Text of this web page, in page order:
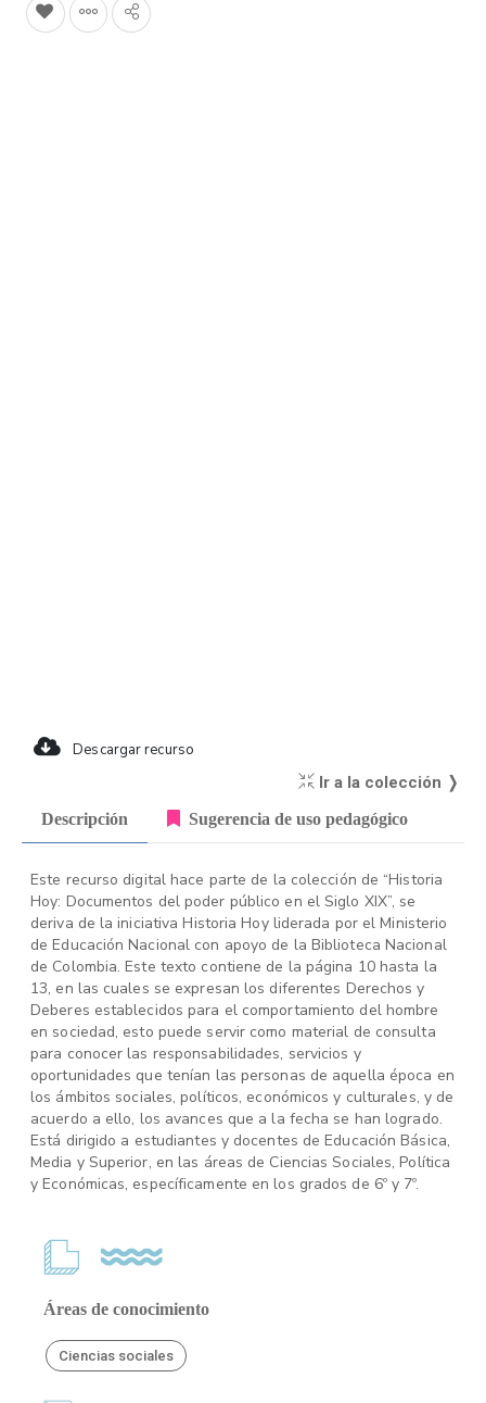
Descargar recurso
Ir a la colección ❭
Descripción Sugerencia de uso pedagógico
Este recurso digital hace parte de la colección de “Historia
Hoy: Documentos del poder público en el Siglo XIX”, se
deriva de la iniciativa Historia Hoy liderada por el Ministerio
de Educación Nacional con apoyo de la Biblioteca Nacional
de Colombia. Este texto contiene de la página 10 hasta la
13, en las cuales se expresan los diferentes Derechos y
Deberes establecidos para el comportamiento del hombre
en sociedad, esto puede servir como material de consulta
para conocer las responsabilidades, servicios y
oportunidades que tenían las personas de aquella época en
los ámbitos sociales, políticos, económicos y culturales, y de
acuerdo a ello, los avances que a la fecha se han logrado.
Está dirigido a estudiantes y docentes de Educación Básica,
Media y Superior, en las áreas de Ciencias Sociales, Política
y Económicas, específicamente en los grados de 6º y 7º.
Áreas de conocimiento
Ciencias sociales